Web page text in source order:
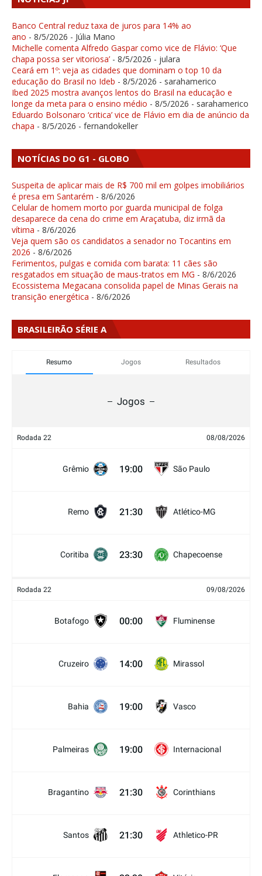
Banco Central reduz taxa de juros para 14% ao
ano - 8/5/2026 - Júlia Mano
Michelle comenta Alfredo Gaspar como vice de Flávio: ‘Que
chapa possa ser vitoriosa’ - 8/5/2026 - julara
Ceará em 1º: veja as cidades que dominam o top 10 da
educação do Brasil no Ideb - 8/5/2026 - sarahamerico
Ibed 2025 mostra avanços lentos do Brasil na educação e
longe da meta para o ensino médio - 8/5/2026 - sarahamerico
Eduardo Bolsonaro ‘critica’ vice de Flávio em dia de anúncio da
chapa - 8/5/2026 - fernandokeller
NOTÍCIAS DO G1 - GLOBO
Suspeita de aplicar mais de R$ 700 mil em golpes imobiliários
é presa em Santarém - 8/6/2026
Celular de homem morto por guarda municipal de folga
desaparece da cena do crime em Araçatuba, diz irmã da
vítima - 8/6/2026
Veja quem são os candidatos a senador no Tocantins em
2026 - 8/6/2026
Ferimentos, pulgas e comida com barata: 11 cães são
resgatados em situação de maus-tratos em MG - 8/6/2026
Ecossistema Megacana consolida papel de Minas Gerais na
transição energética - 8/6/2026
BRASILEIRÃO SÉRIE A
Resumo Jogos Resultados
Jogos
Rodada 22 08/08/2026
Grêmio 19:00 São Paulo
Remo 21:30 Atlético-MG
Coritiba 23:30 Chapecoense
Rodada 22 09/08/2026
Botafogo 00:00 Fluminense
Cruzeiro 14:00 Mirassol
Bahia 19:00 Vasco
Palmeiras 19:00 Internacional
Bragantino 21:30 Corinthians
Santos 21:30 Athletico-PR